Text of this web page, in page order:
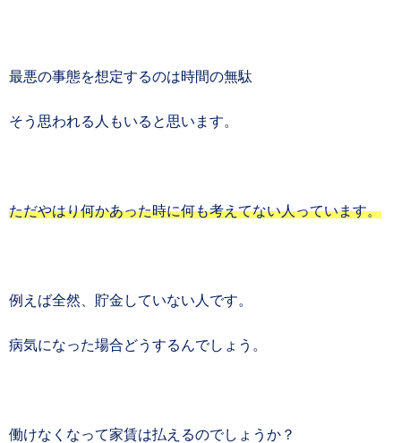
最悪の事態を想定するのは時間の無駄
そう思われる人もいると思います。
ただやはり何かあった時に何も考えてない人っています。
例えば全然、貯金していない人です。
病気になった場合どうするんでしょう。
働けなくなって家賃は払えるのでしょうか？